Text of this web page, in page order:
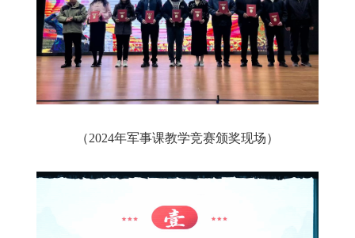
（2024年军事课教学竞赛颁奖现场）